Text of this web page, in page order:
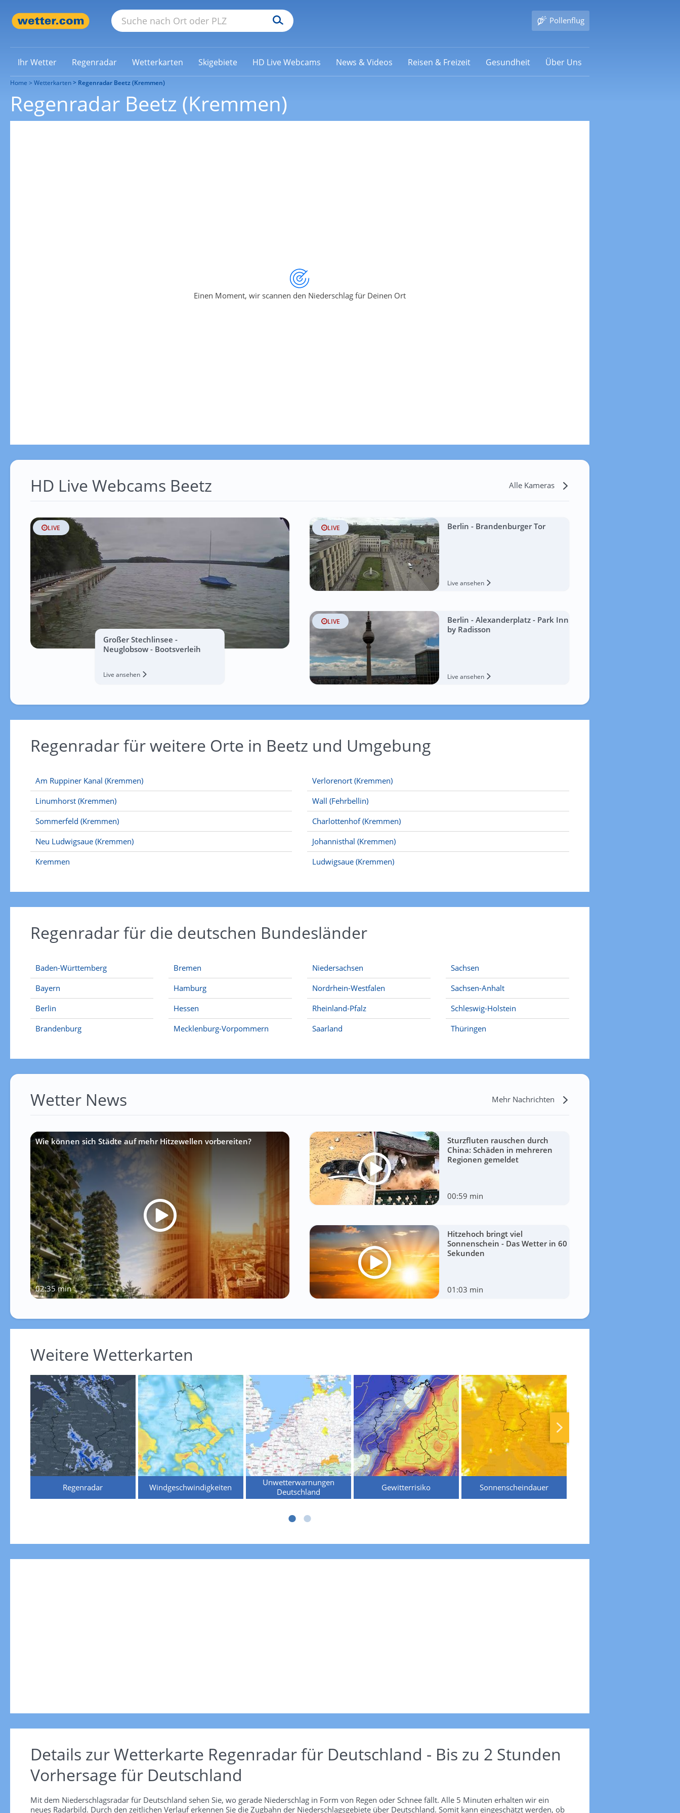
Pollenflug
Ihr Wetter Regenradar Wetterkarten Skigebiete HD Live Webcams News & Videos Reisen & Freizeit Gesundheit Über Uns
Home Wetterkarten Regenradar Beetz (Kremmen)
Regenradar Beetz (Kremmen)
Einen Moment, wir scannen den Niederschlag für Deinen Ort
HD Live Webcams Beetz Alle Kameras
LIVE
Großer Stechlinsee -
Neuglobsow - Bootsverleih
Live ansehen
LIVE Berlin - Brandenburger Tor
Live ansehen
LIVE
Berlin - Alexanderplatz - Park Inn
by Radisson
Live ansehen
Regenradar für weitere Orte in Beetz und Umgebung
Am Ruppiner Kanal (Kremmen)
Linumhorst (Kremmen)
Sommerfeld (Kremmen)
Neu Ludwigsaue (Kremmen)
Kremmen
Verlorenort (Kremmen)
Wall (Fehrbellin)
Charlottenhof (Kremmen)
Johannisthal (Kremmen)
Ludwigsaue (Kremmen)
Regenradar für die deutschen Bundesländer
Baden-Württemberg
Bayern
Berlin
Brandenburg
Bremen
Hamburg
Hessen
Mecklenburg-Vorpommern
Niedersachsen
Nordrhein-Westfalen
Rheinland-Pfalz
Saarland
Sachsen
Sachsen-Anhalt
Schleswig-Holstein
Thüringen
Wetter News Mehr Nachrichten
Wie können sich Städte auf mehr Hitzewellen vorbereiten?
02:35 min
Sturzfluten rauschen durch
China: Schäden in mehreren
Regionen gemeldet
00:59 min
Hitzehoch bringt viel
Sonnenschein - Das Wetter in 60
Sekunden
01:03 min
Weitere Wetterkarten
Regenradar Windgeschwindigkeiten
Unwetterwarnungen
Deutschland
Gewitterrisiko Sonnenscheindauer
Details zur Wetterkarte Regenradar für Deutschland - Bis zu 2 Stunden
Vorhersage für Deutschland
Mit dem Niederschlagsradar für Deutschland sehen Sie, wo gerade Niederschlag in Form von Regen oder Schnee fällt. Alle 5 Minuten erhalten wir ein
neues Radarbild. Durch den zeitlichen Verlauf erkennen Sie die Zugbahn der Niederschlagsgebiete über Deutschland. Somit kann eingeschätzt werden, ob